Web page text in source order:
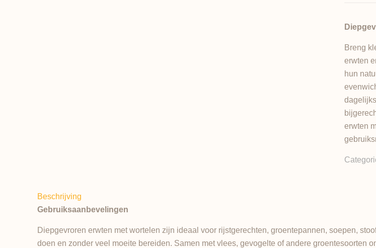
Breng
erwten
hun
erwten
Beschrijving
Gebruiksaanbevelingen
Diepgevroren erwten met wortelen zijn ideaal voor rijstgerechten, groentepannen, soepen,
doen en zonder veel moeite bereiden. Samen met vlees, gevogelte of andere groentesoorten